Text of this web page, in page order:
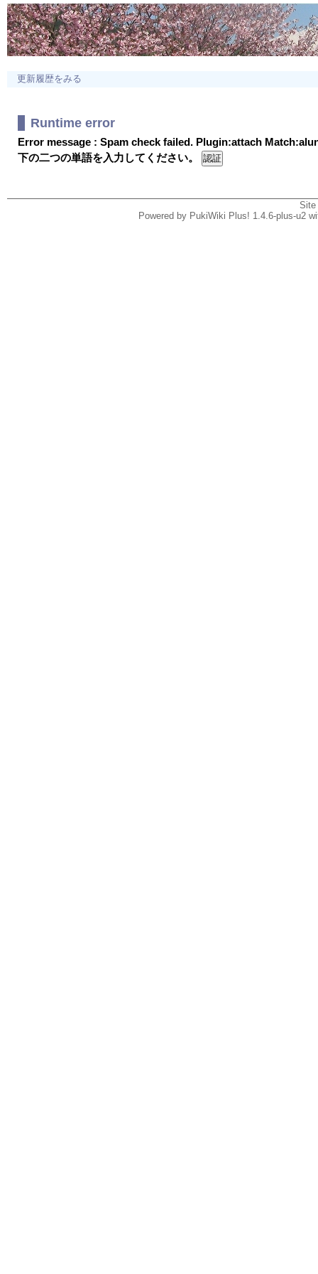
更新履歴をみる
Runtime error
Error message : Spam check failed. Plugin:attach
下の二つの単語を入力してください。
Powered by PukiWiki Plus! 1.4.6-plus-u2